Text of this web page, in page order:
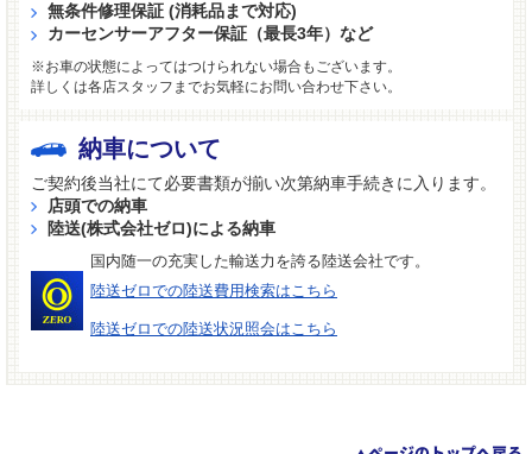
無条件修理保証 (消耗品まで対応)
カーセンサーアフター保証（最長3年）など
※お車の状態によってはつけられない場合もございます。
詳しくは各店スタッフまでお気軽にお問い合わせ下さい。
納車について
ご契約後当社にて必要書類が揃い次第納車手続きに入ります。
店頭での納車
陸送(株式会社ゼロ)による納車
国内随一の充実した輸送力を誇る陸送会社です。
陸送ゼロでの陸送費用検索はこちら
陸送ゼロでの陸送状況照会はこちら